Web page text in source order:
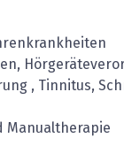
, Tinnitus,
Manualtherapie